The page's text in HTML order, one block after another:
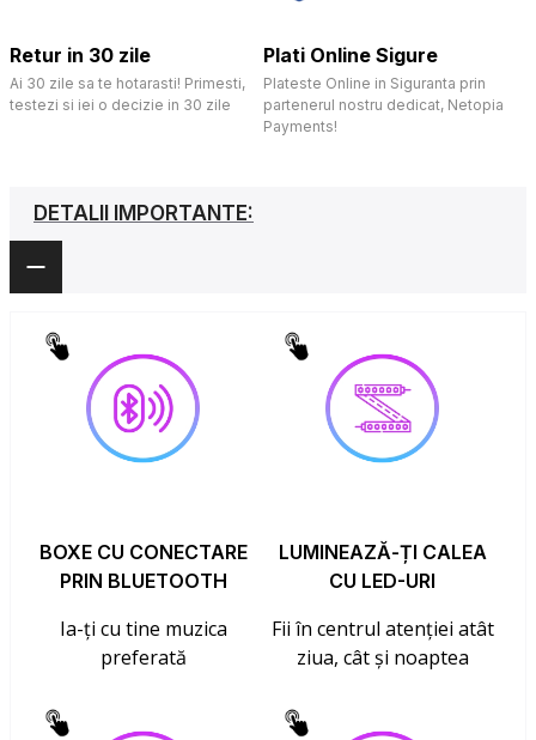
Retur in 30 zile
Ai 30 zile sa te hotarasti! Primesti,
testezi si iei o decizie in 30 zile
Plati Online Sigure
Plateste Online in Siguranta prin
partenerul nostru dedicat, Netopia
Payments!
DETALII IMPORTANTE:
BOXE CU CONECTARE
PRIN BLUETOOTH
Ia-ți cu tine muzica
preferată
LUMINEAZĂ-ȚI CALEA
CU LED-URI
Fii în centrul atenției atât
ziua, cât și noaptea